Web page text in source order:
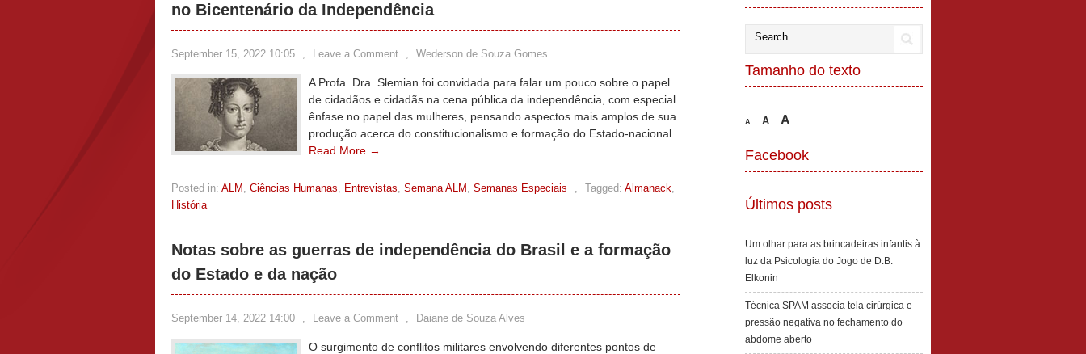
no Bicentenário da Independência
September 15, 2022 10:05 , Leave a Comment , Wederson de Souza Gomes
A Profa. Dra. Slemian foi convidada para falar um pouco sobre o papel
de cidadãos e cidadãs na cena pública da independência, com especial
ênfase no papel das mulheres, pensando aspectos mais amplos de sua
produção acerca do constitucionalismo e formação do Estado-nacional.
Read More →
Posted in: ALM , Ciências Humanas, Entrevistas, Semana ALM , Semanas Especiais , Tagged: Almanack,
História
Notas sobre as guerras de independência do Brasil e a formação
do Estado e da nação
September 14, 2022 14:00 , Leave a Comment , Daiane de Souza Alves
O surgimento de conflitos militares envolvendo diferentes pontos de
Tamanho do texto
A A A
Facebook
Últimos posts
Um olhar para as brincadeiras infantis à
luz da Psicologia do Jogo de D.B.
Elkonin
Técnica SPAM associa tela cirúrgica e
pressão negativa no fechamento do
abdome aberto